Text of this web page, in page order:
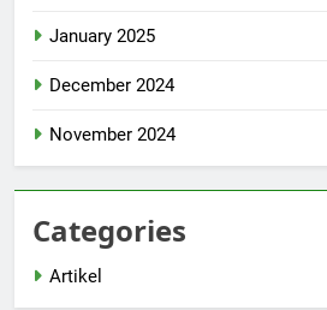
January 2025
December 2024
November 2024
Categories
Artikel